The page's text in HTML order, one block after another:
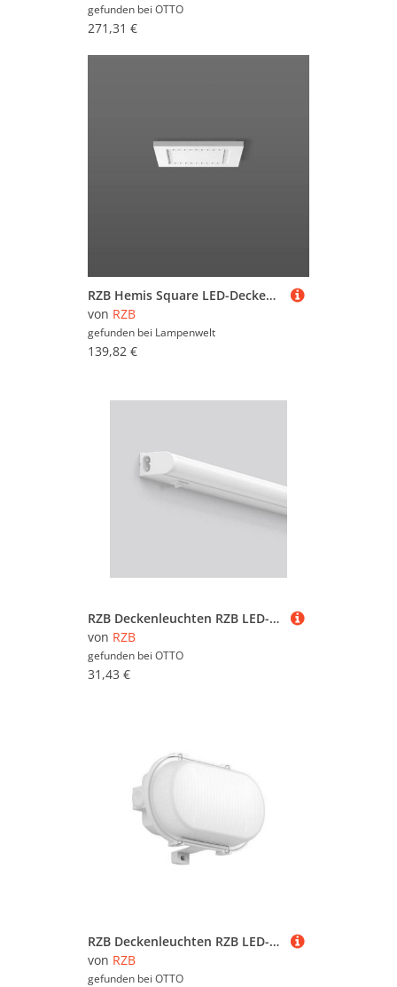
gefunden bei OTTO
271,31 €
RZB Hemis Square LED-Deckenlampe 25x25 cm 3.000 K
von RZB
gefunden bei Lampenwelt
139,82 €
RZB Deckenleuchten RZB LED-Leuchte 451159.002.2
von RZB
gefunden bei OTTO
31,43 €
RZB Deckenleuchten RZB LED-Ovalleuchte 501048.009.1
von RZB
gefunden bei OTTO